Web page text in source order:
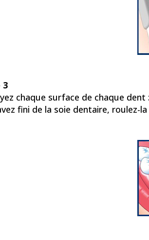
3
chaque surface de chaque
fini de la soie dentaire, roulez-